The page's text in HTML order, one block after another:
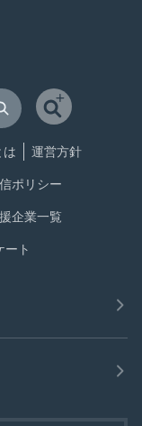
は 運営方針
ポリシー
企業一覧
ート